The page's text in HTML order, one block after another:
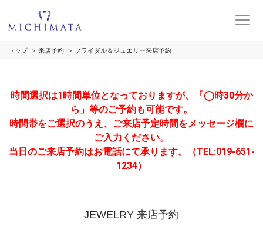
トップ 来店予約 ブライダル＆ジュエリー来店予約
時間選択は1時間単位となっておりますが、「◯時30分か
ら」等のご予約も可能です。
時間帯をご選択のうえ、ご来店予定時間をメッセージ欄に
ご入力ください。
当日のご来店予約はお電話にて承ります。（TEL:019-651-
1234）
JEWELRY 来店予約